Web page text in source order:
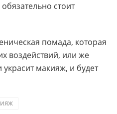
стоит
помада, которая
воздействий, или же
макияж, и будет